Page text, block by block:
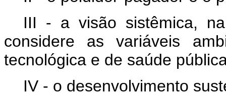
III - a visão sistêmica,
considere as variáveis
tecnológica e de saúde
IV - o desenvolvimento